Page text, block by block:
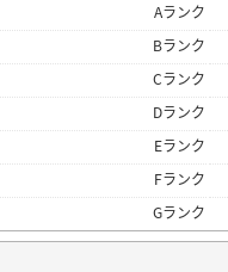
Aランク
Bランク
Cランク
Dランク
Eランク
Fランク
Gランク